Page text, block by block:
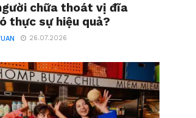
chữa thoát vị đĩa
thực sự hiệu quả?
26.07.2026